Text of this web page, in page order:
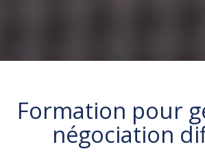
Formation pour
négociation